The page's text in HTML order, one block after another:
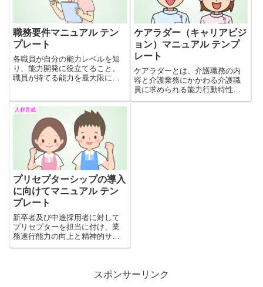
職務要件マニュアル テン
プレート
各職員が自分の能力レベルを知
り、能力開発に役立てること。
職員が持てる能力を最大限に発
覧表にしたものです。組織が求
める能力を明確にし、基準に満
たない改善項目を育成能力開発
するための基準になります。
ケアラダー（キャリアビジ
ョン）マニュアル テンプ
レート
ケアラダーとは、介護職務の内
容と介護業務にかかわる介護職
員に求められる能力行動特性を
人材育成
プリセプターシップの導入
に向けてマニュアル テン
プレート
新卒者及び中途採用者に対して
プリセプターを担当に付け、業
務遂行能力の向上と精神的サポ
付いて指導にあたる。これはそスポンサーリンク